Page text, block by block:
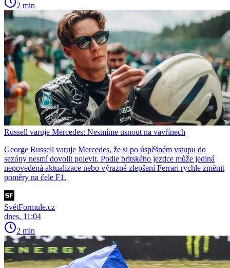
2 min
Russell varuje Mercedes: Nesmíme usnout na vavřínech
George Russell varuje Mercedes, že si po úspěšném vstupu do
sezóny nesmí dovolit polevit. Podle britského jezdce může jediná
nepovedená aktualizace nebo výrazné zlepšení Ferrari rychle změnit
poměry na čele F1.
SvětFormule.cz
dnes, 11:04
2 min